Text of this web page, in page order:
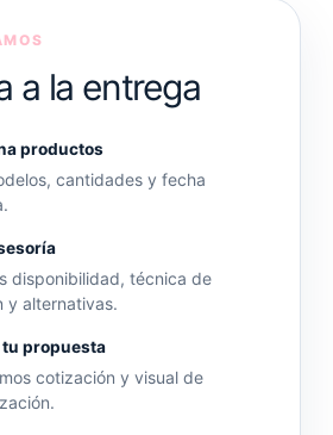
a la entrega
productos
cantidades y fecha
disponibilidad, técnica de
y alternativas.
propuesta
cotización y visual de